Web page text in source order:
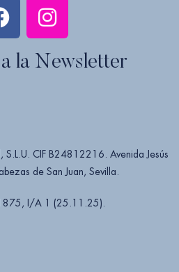
la Newsletter
S.L.U. CIF B24812216. Avenida Jesús
de San Juan, Sevilla.
I/A 1 (25.11.25).